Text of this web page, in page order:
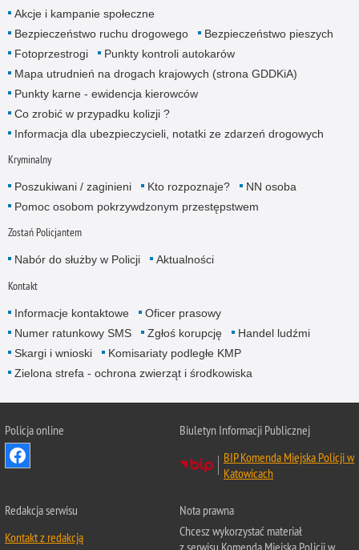
Akcje i kampanie społeczne
Bezpieczeństwo ruchu drogowego
Bezpieczeństwo pieszych
Fotoprzestrogi
Punkty kontroli autokarów
Mapa utrudnień na drogach krajowych (strona GDDKiA)
Punkty karne - ewidencja kierowców
Co zrobić w przypadku kolizji ?
Informacja dla ubezpieczycieli, notatki ze zdarzeń drogowych
Kryminalny
Poszukiwani / zaginieni Kto rozpoznaje?
NN osoba
Pomoc osobom pokrzywdzonym przestępstwem
Zostań Policjantem
Nabór do służby w Policji Aktualności
Kontakt
Informacje kontaktowe
Oficer prasowy
Numer ratunkowy SMS
Zgłoś korupcję
Handel ludźmi
Skargi i wnioski
Komisariaty podległe KMP
Zielona strefa - ochrona zwierząt i środkowiska
Policja online
Biuletyn Informacji Publicznej
BIP Komenda Miejska Policji w
Katowicach
Redakcja serwisu
Kontakt z redakcją
Nota prawna
Chcesz wykorzystać materiał